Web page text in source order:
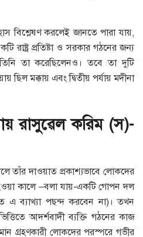
বিশ্লেষণ করলেই জানতে পারা যায়,
রাষ্ট্র প্রতিষ্টা ও সরকার গঠনের জন্য
তিনি তা করেছিলেনও। তবে তা দুটি
ছিল মক্কায় এবং দ্বিতীয় পর্যায় মদীনা
রাসুৱেল করিম (স)-
তাঁর দাওয়াত প্রকাশ্যভাবে লোকদের
কালে –বলা যায়-একটি গোপন দল
এ ব্যাখ্যা পছন্দ করবেন না)। তখন
আদর্শবাদী ব্যক্তি গঠনের কাজ
গ্রহণকারী লোকদের পরস্পরে গভীর